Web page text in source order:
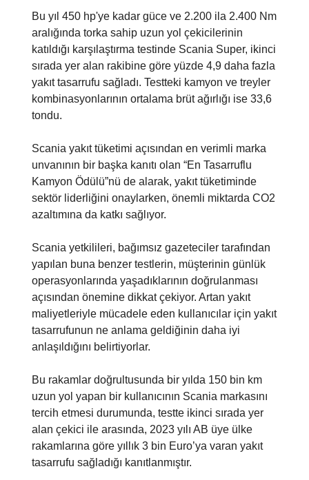
Bu yıl 450 hp'ye kadar güce ve 2.200 ila 2.400 Nm
aralığında torka sahip uzun yol çekicilerinin
katıldığı karşılaştırma testinde Scania Super, ikinci
sırada yer alan rakibine göre yüzde 4,9 daha fazla
yakıt tasarrufu sağladı. Testteki kamyon ve treyler
kombinasyonlarının ortalama brüt ağırlığı ise 33,6
tondu.
Scania yakıt tüketimi açısından en verimli marka
unvanının bir başka kanıtı olan “En Tasarruflu
Kamyon Ödülü”nü de alarak, yakıt tüketiminde
sektör liderliğini onaylarken, önemli miktarda CO2
azaltımına da katkı sağlıyor.
Scania yetkilileri, bağımsız gazeteciler tarafından
yapılan buna benzer testlerin, müşterinin günlük
operasyonlarında yaşadıklarının doğrulanması
açısından önemine dikkat çekiyor. Artan yakıt
maliyetleriyle mücadele eden kullanıcılar için yakıt
tasarrufunun ne anlama geldiğinin daha iyi
anlaşıldığını belirtiyorlar.
Bu rakamlar doğrultusunda bir yılda 150 bin km
uzun yol yapan bir kullanıcının Scania markasını
tercih etmesi durumunda, testte ikinci sırada yer
alan çekici ile arasında, 2023 yılı AB üye ülke
rakamlarına göre yıllık 3 bin Euro’ya varan yakıt
tasarrufu sağladığı kanıtlanmıştır.